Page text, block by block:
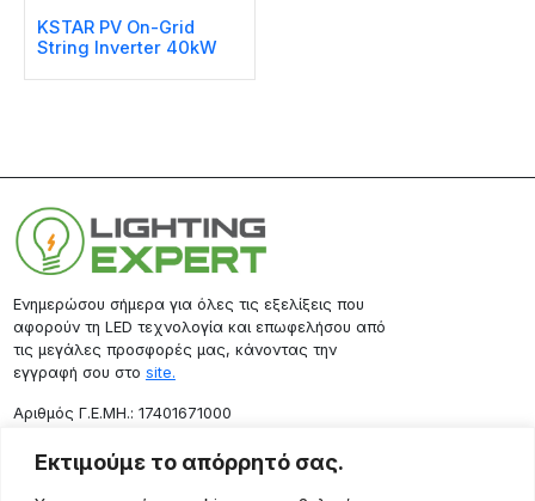
Εκτιμούμε το απόρρητό σας.
KSTAR PV On-Grid
String Inverter 40kW
Ενημερώσου σήμερα για όλες τις εξελίξεις που
αφορούν τη LED τεχνολογία και επωφελήσου από
τις μεγάλες προσφορές μας, κάνοντας την
εγγραφή σου στο site.
Aριθμός Γ.Ε.ΜΗ.: 17401671000
Επικοινωνία